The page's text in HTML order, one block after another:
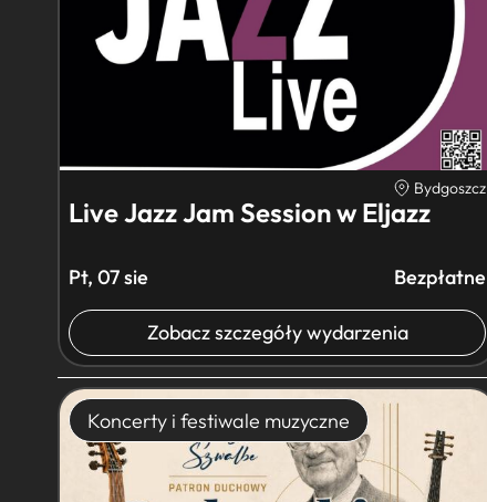
Bydgoszcz
Live Jazz Jam Session w Eljazz
Pt, 07 sie Bezpłatne
Zobacz szczegóły wydarzenia
Koncerty i festiwale muzyczne